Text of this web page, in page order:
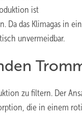
ist
das Klimagas in
unvermeidbar.
zu filtern. Der
die in einem